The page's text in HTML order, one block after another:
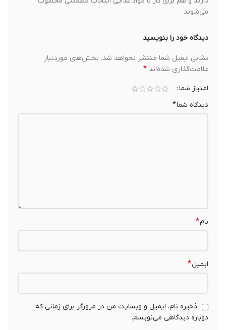
می‌شوند.
دیدگاه خود را بنویسید
نشانی ایمیل شما منتشر نخواهد شد. بخش‌های موردنیاز
علامت‌گذاری شده‌اند*
امتیاز شما
دیدگاه شما*
ایمیل*
ذخیره نام، ایمیل و وبسایت من در مرورگر برای زمانی که
دوباره دیدگاهی می‌نویسم.